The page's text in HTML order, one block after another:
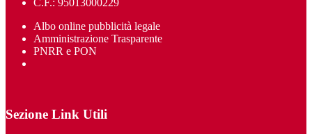
C.F.: 95013000229
Albo online pubblicità legale
Amministrazione Trasparente
PNRR e PON
Sezione Link Utili